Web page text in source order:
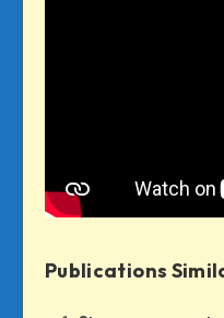
Publications